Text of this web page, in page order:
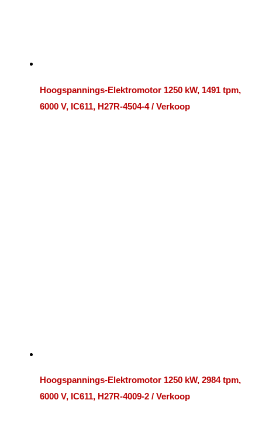
Hoogspannings-Elektromotor 1250 kW, 1491 tpm,
6000 V, IC611, H27R-4504-4 / Verkoop
Hoogspannings-Elektromotor 1250 kW, 2984 tpm,
6000 V, IC611, H27R-4009-2 / Verkoop